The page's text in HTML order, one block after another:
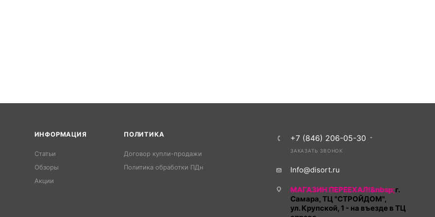
ИНФОРМАЦИЯ
Статьи
Обзоры
Акции
ПОЛИТИКА
Договор купли-продажи
Политика обработки ПДн
+7 (846) 206-05-30
ЗАКАЗАТЬ ЗВОНОК
Info@disort.ru
МАГАЗИН ПЕРЕЕХАЛ!&nbsp;г.
Самара, ТЦ "СТРОЙДОМ",
ул. Крупской, 1 - на въезде в ТЦ